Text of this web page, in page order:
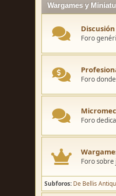
Wargames y
Foro
Foro
Foro
Foro sobre
Subforos De Bellis